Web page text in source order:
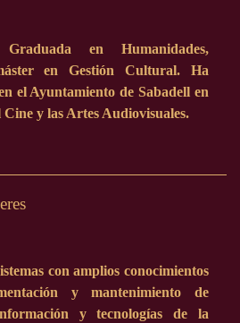
Graduada en Humanidades,
en Gestión Cultural. Ha
el Ayuntamiento de Sabadell en
Cine y las Artes Audiovisuales.
con amplios conocimientos
y mantenimiento de
y tecnologías de la